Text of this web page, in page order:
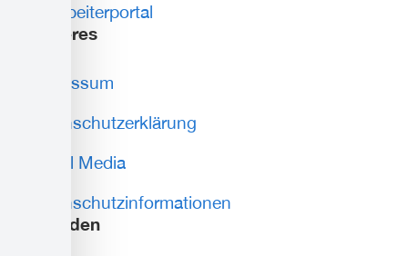
Mitarbeiterportal
weiteres
Impressum
Datenschutzerklärung
Social Media
Datenschutzinformationen
Spenden